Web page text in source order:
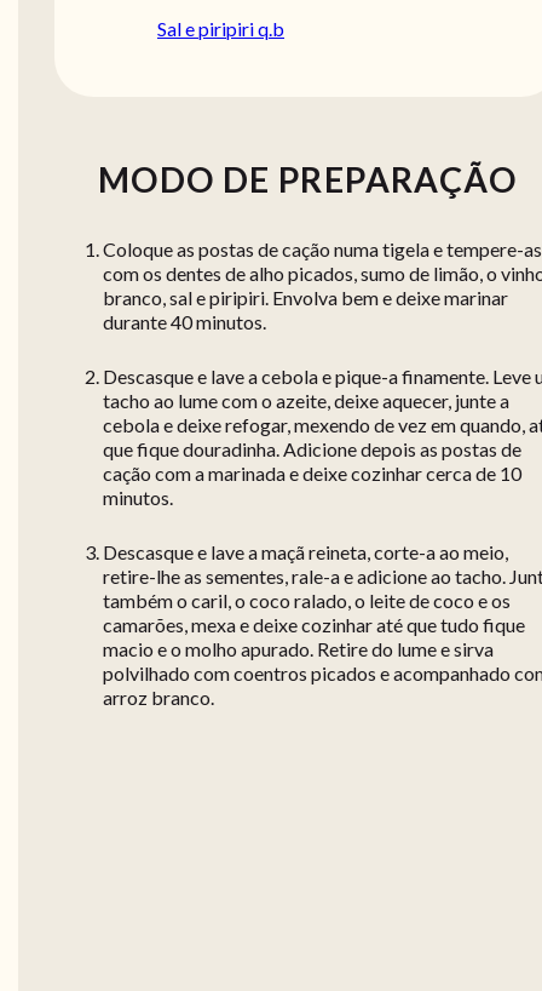
Sal e piripiri q.b
MODO DE PREPARAÇÃO
Coloque as postas de cação numa tigela e tempere-as
com os dentes de alho picados, sumo de limão, o
branco, sal e piripiri. Envolva bem e deixe marinar
durante 40 minutos.
Descasque e lave a cebola e pique-a finamente. Leve
tacho ao lume com o azeite, deixe aquecer, junte a
cebola e deixe refogar, mexendo de vez em quando,
que fique douradinha. Adicione depois as postas de
cação com a marinada e deixe cozinhar cerca de 10
minutos.
Descasque e lave a maçã reineta, corte-a ao meio,
retire-lhe as sementes, rale-a e adicione ao tacho.
também o caril, o coco ralado, o leite de coco e os
camarões, mexa e deixe cozinhar até que tudo fique
macio e o molho apurado. Retire do lume e sirva
polvilhado com coentros picados e acompanhado
arroz branco.